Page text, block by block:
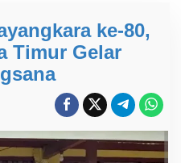
ke-80,
Timur Gelar